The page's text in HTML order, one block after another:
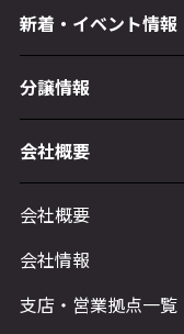
新着・イベント情報
分譲情報
会社概要
会社概要
会社情報
支店・営業拠点一覧